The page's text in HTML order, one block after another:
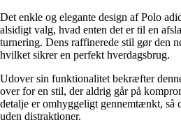
Det enkle og elegante design af Polo
alsidigt valg, hvad enten det er til en
turnering. Dens raffinerede stil gør den
hvilket sikrer en perfekt hverdagsbrug.
Udover sin funktionalitet bekræfter
over for en stil, der aldrig går på
detalje er omhyggeligt gennemtænkt, så
uden distraktioner.